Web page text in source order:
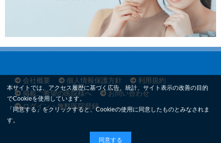
会社概要 個人情報保護方針
利用規約
掲載ご希望の医院様へ
お問い合わせ
ログイン・無料医院登録
本サイトでは、アクセス履歴に基づく広告、統計、サイト表示の改善の目的
でCookieを使用しています。
「同意する」をクリックすると、Cookieの使用に同意したものとみなされま
す。
同意する